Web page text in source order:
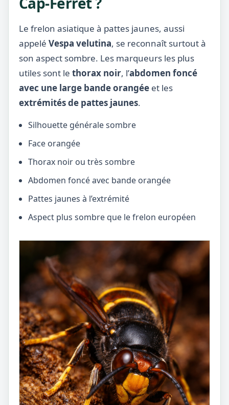
Le frelon asiatique à pattes jaunes, aussi
appelé Vespa velutina, se reconnaît surtout à
son aspect sombre. Les marqueurs les plus
utiles sont le thorax noir, l’abdomen foncé
avec une large bande orangée et les
extrémités de pattes jaunes.
Silhouette générale sombre
Face orangée
Thorax noir ou très sombre
Abdomen foncé avec bande orangée
Pattes jaunes à l’extrémité
Aspect plus sombre que le frelon européen